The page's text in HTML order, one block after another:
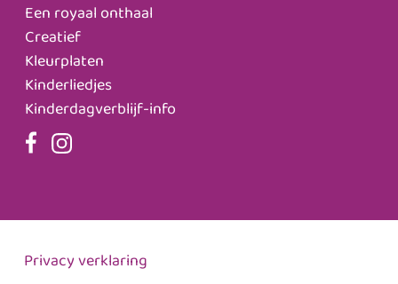
Een royaal onthaal
Creatief
Kleurplaten
Kinderliedjes
Kinderdagverblijf-info
Privacy verklaring